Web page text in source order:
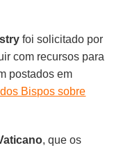
foi solicitado por
com recursos para
postados em
Bispos sobre
, que os